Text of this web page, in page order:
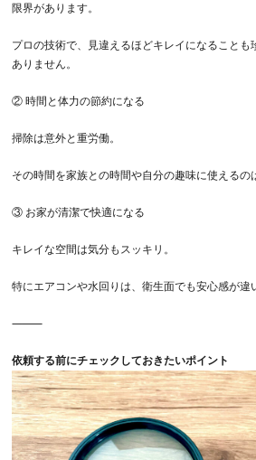
限界があります。
プロの技術で、見違えるほどキレイになることも
ありません。
②時間と体力の節約になる
掃除は意外と重労働。
その時間を家族との時間や自分の趣味に使えるの
③お家が清潔で快適になる
キレイな空間は気分もスッキリ。
特にエアコンや水回りは、衛生面でも安心感が違
⸻
依頼する前にチェックしておきたいポイント